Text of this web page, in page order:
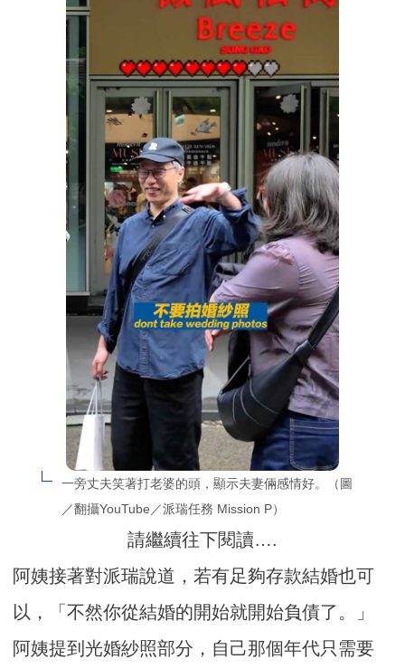
一旁丈夫笑著打老婆的頭，顯示夫妻倆感情好。（圖
／翻攝YouTube／派瑞任務 Mission P）
請繼續往下閱讀….
阿姨接著對派瑞說道，若有足夠存款結婚也可
以，「不然你從結婚的開始就開始負債了。」
阿姨提到光婚紗照部分，自己那個年代只需要